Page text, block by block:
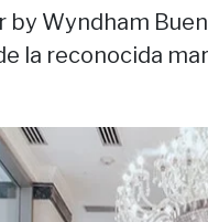
by Wyndham
la reconocida